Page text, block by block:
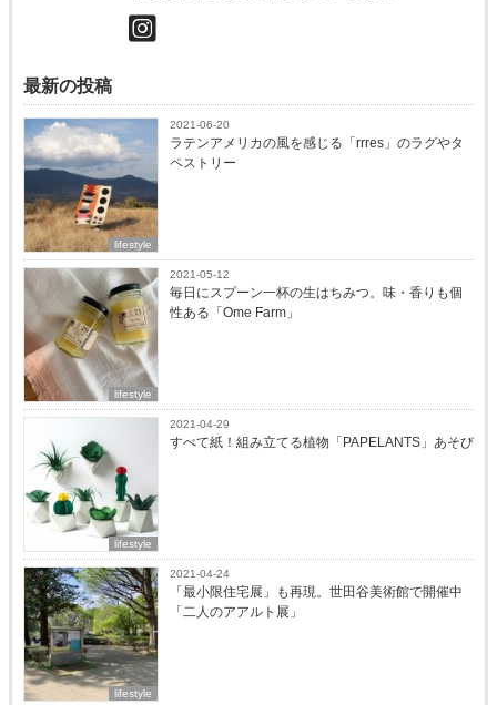
最新の投稿
lifestyle
2021-06-20
ラテンアメリカの風を感じる「rrres」のラグやタ
ペストリー
lifestyle
2021-05-12
毎日にスプーン一杯の生はちみつ。味・香りも個
性ある「Ome Farm」
lifestyle
2021-04-29
すべて紙！組み立てる植物「PAPELANTS」あそび
lifestyle
2021-04-24
「最小限住宅展」も再現。世田谷美術館で開催中
「二人のアアルト展」